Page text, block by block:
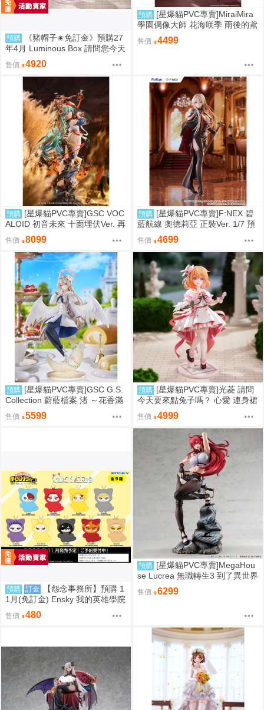
預購
《豬帽子✬免訂金》預購27
年4月 Luminous Box 請問您今天
要來點兔子嗎？ 心愛 禮服Ver 1/
7 0906
售價 4920
預購 [星爆貓PVC專賣]MiraiMira
學園偶像大師 花海咲季 雨後的鳶
尾花 特訓前Ver. 1/7 預計2027/07
到貨
售價 4499
預購 [星爆貓PVC專賣]GSC VOC
ALOID 初音未來 十面埋伏Ver. 再
版 預計2027/10到貨
售價 8099
預購 [星爆貓PVC專賣]F:NEX 碧
藍航線 奧德莉亞 正裝Ver. 1/7 預
計2027/06到貨
售價 4699
預購 [星爆貓PVC專賣]GSC G.S.
Collection 蔚藍檔案 渚 ～花香滿
溢的微笑～ 預計2027/12到貨
售價 5599
預購 [星爆貓PVC專賣]光菱 請問
今天要來點兔子嗎？ 心愛 連身裙
Ver. 預計2027/08到貨
售價 4999
預購 訂金
【怨念事務所】預購 1
1月(免訂金) Ensky 我的英雄學院
Q版動物裝珠鍊布偶吊飾 娃娃 第
2彈 9款分售 0816
售價 480
預購 [星爆貓PVC專賣]MegaHou
se Lucrea 無職轉生3 到了異世界
就拿出真本事 艾莉絲·伯雷亞斯·
格雷拉特 預計2027/06到貨
售價 6299